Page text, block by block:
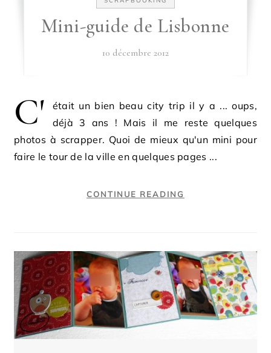
Mini-guide de Lisbonne
10 décembre 2012
C'
était un bien beau city trip il y a ... oups,
déjà 3 ans ! Mais il me reste quelques
photos à scrapper. Quoi de mieux qu'un mini pour
faire le tour de la ville en quelques pages ...
CONTINUE READING